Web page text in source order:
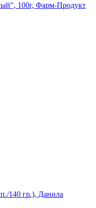
100г, Фарм-Продукт
140 гр.), Данила